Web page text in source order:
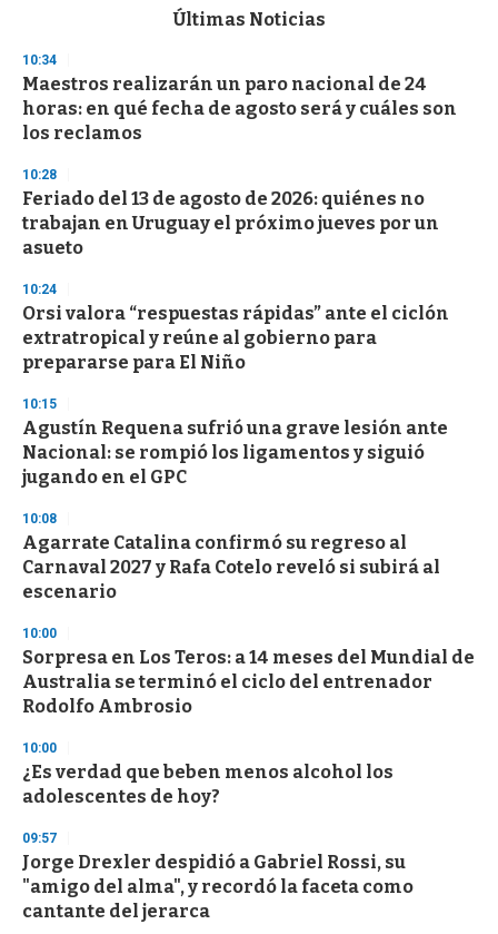
d
s
o
f
3
s
e
c
o
n
Últimas Noticias
10:34
Maestros realizarán un paro nacional de 24
horas: en qué fecha de agosto será y cuáles son
los reclamos
10:28
Feriado del 13 de agosto de 2026: quiénes no
trabajan en Uruguay el próximo jueves por un
asueto
10:24
Orsi valora “respuestas rápidas” ante el ciclón
extratropical y reúne al gobierno para
prepararse para El Niño
10:15
Agustín Requena sufrió una grave lesión ante
Nacional: se rompió los ligamentos y siguió
jugando en el GPC
10:08
Agarrate Catalina confirmó su regreso al
Carnaval 2027 y Rafa Cotelo reveló si subirá al
escenario
10:00
Sorpresa en Los Teros: a 14 meses del Mundial de
Australia se terminó el ciclo del entrenador
Rodolfo Ambrosio
10:00
¿Es verdad que beben menos alcohol los
adolescentes de hoy?
09:57
Jorge Drexler despidió a Gabriel Rossi, su
"amigo del alma", y recordó la faceta como
cantante del jerarca